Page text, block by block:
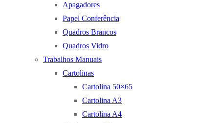
Apagadores
Papel Conferência
Quadros Brancos
Quadros Vidro
Trabalhos Manuais
Cartolinas
Cartolina 50×65
Cartolina A3
Cartolina A4